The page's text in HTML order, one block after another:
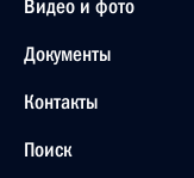
Видео и фото
Документы
Контакты
Поиск